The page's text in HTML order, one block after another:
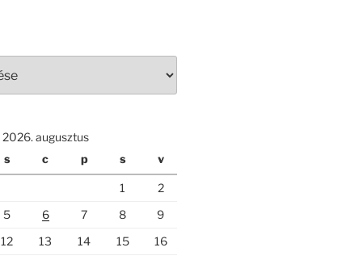
2026. augusztus
s c p s v
1
2
5 6 7 8
9
12 13 14 15
16